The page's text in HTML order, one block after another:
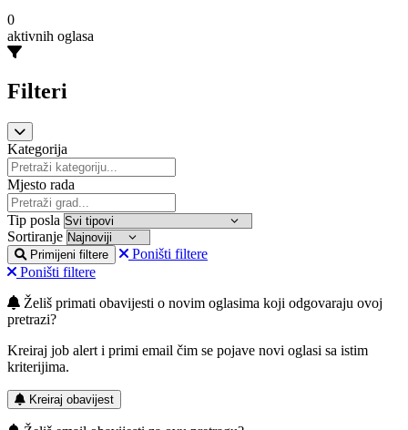
0
aktivnih oglasa
Filteri
Kategorija
Mjesto rada
Tip posla
Sortiranje
Primijeni filtere
Poništi filtere
Poništi filtere
Želiš primati obavijesti o novim oglasima koji odgovaraju ovoj
pretrazi?
Kreiraj job alert i primi email čim se pojave novi oglasi sa istim
kriterijima.
Kreiraj obavijest